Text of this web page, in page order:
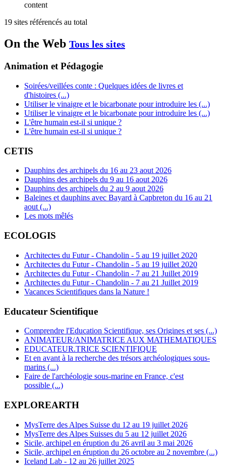
content
19 sites référencés au total
On the Web Tous les sites
Animation et Pédagogie
Soirées/veillées conte : Quelques idées de livres et
d'histoires (...)
Utiliser le vinaigre et le bicarbonate pour introduire les (...)
Utiliser le vinaigre et le bicarbonate pour introduire les (...)
L'être humain est-il si unique ?
L'être humain est-il si unique ?
CETIS
Dauphins des archipels du 16 au 23 aout 2026
Dauphins des archipels du 9 au 16 aout 2026
Dauphins des archipels du 2 au 9 aout 2026
Baleines et dauphins avec Bayard à Capbreton du 16 au 21
aout (...)
Les mots mêlés
ECOLOGIS
Architectes du Futur - Chandolin - 5 au 19 juillet 2020
Architectes du Futur - Chandolin - 5 au 19 juillet 2020
Architectes du Futur - Chandolin - 7 au 21 Juillet 2019
Architectes du Futur - Chandolin - 7 au 21 Juillet 2019
Vacances Scientifiques dans la Nature !
Educateur Scientifique
Comprendre l'Education Scientifique, ses Origines et ses (...)
ANIMATEUR/ANIMATRICE AUX MATHEMATIQUES
EDUCATEUR.TRICE SCIENTIFIQUE
Et en avant à la recherche des trésors archéologiques sous-
marins (...)
Faire de l'archéologie sous-marine en France, c'est
possible (...)
EXPLOREARTH
MysTerre des Alpes Suisse du 12 au 19 juillet 2026
MysTerre des Alpes Suisses du 5 au 12 juillet 2026
Sicile, archipel en éruption du 26 avril au 3 mai 2026
Sicile, archipel en éruption du 26 octobre au 2 novembre (...)
Iceland Lab - 12 au 26 juillet 2025